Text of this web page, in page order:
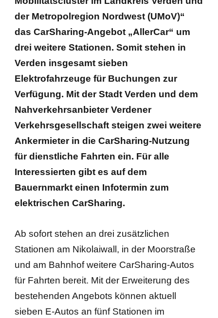
der Metropolregion Nordwest (UMoV)“
das CarSharing-Angebot „AllerCar“ um
drei weitere Stationen. Somit stehen in
Verden insgesamt sieben
Elektrofahrzeuge für Buchungen zur
Verfügung. Mit der Stadt Verden und dem
Nahverkehrsanbieter Verdener
Verkehrsgesellschaft steigen zwei weitere
Ankermieter in die CarSharing-Nutzung
für dienstliche Fahrten ein. Für alle
Interessierten gibt es auf dem
Bauernmarkt einen Infotermin zum
elektrischen CarSharing.
Ab sofort stehen an drei zusätzlichen
Stationen am Nikolaiwall, in der Moorstraße
und am Bahnhof weitere CarSharing-Autos
für Fahrten bereit. Mit der Erweiterung des
bestehenden Angebots können aktuell
sieben E-Autos an fünf Stationen im
Busanmietung
Verhaltensregeln Schüler im Bus